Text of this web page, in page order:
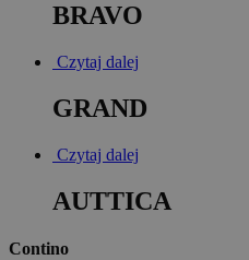
BRAVO
Czytaj dalej
GRAND
Czytaj dalej
AUTTICA
Contino